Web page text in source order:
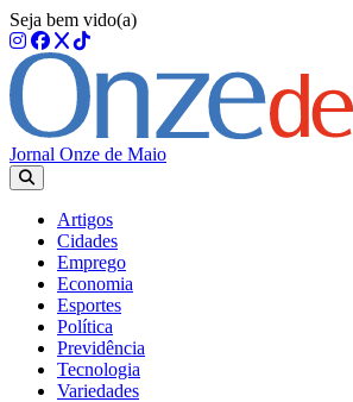
Seja bem vido(a)
Jornal Onze de Maio
Artigos
Cidades
Emprego
Economia
Esportes
Política
Previdência
Tecnologia
Variedades